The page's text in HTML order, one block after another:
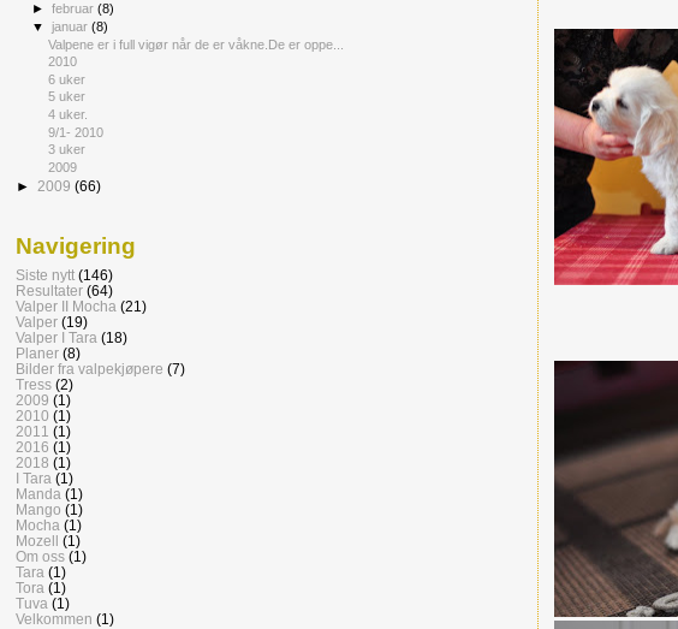
►februar(8)
▼januar(8)
Valpene er i full vigør når de er våkne.De er oppe...
2010
6 uker
5 uker
4 uker.
9/1- 2010
3 uker
2009
► 2009 (66)
Navigering
Siste nytt (146)
Resultater (64)
Valper II Mocha (21)
Valper (19)
Valper I Tara (18)
Planer (8)
Bilder fra valpekjøpere (7)
Tress (2)
2009 (1)
2010 (1)
2011 (1)
2016 (1)
2018 (1)
I Tara (1)
Manda (1)
Mango (1)
Mocha (1)
Mozell
(1)
Om oss (1)
Tara (1)
Tora (1)
Tuva (1)
Velkommen (1)